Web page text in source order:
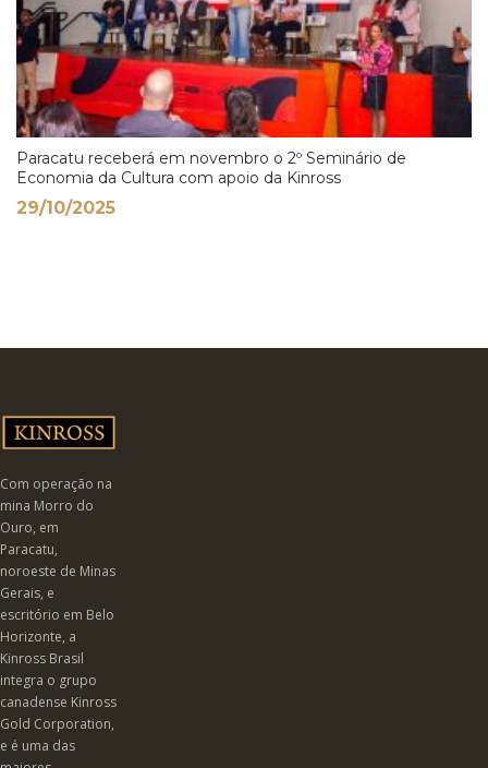
Paracatu receberá em novembro o 2º Seminário de
Economia da Cultura com apoio da Kinross
29/10/2025
Com operação na
mina Morro do
Ouro, em
Paracatu,
noroeste de Minas
Gerais, e
escritório em Belo
Horizonte, a
Kinross Brasil
integra o grupo
canadense Kinross
Gold Corporation,
e é uma das